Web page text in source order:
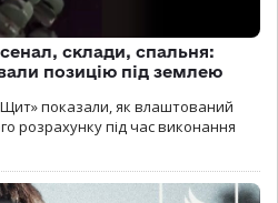
склади, спальня:
позицію під землею
показали, як влаштований
розрахунку під час виконання